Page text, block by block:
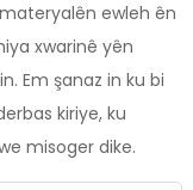
ewleh ên
xwarinê yên
Em şanaz in ku bi
kiriye, ku
misoger dike.